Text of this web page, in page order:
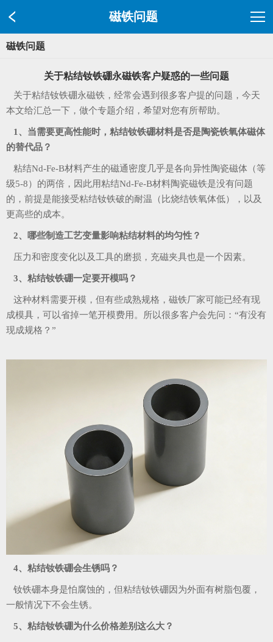
磁铁问题
磁铁问题
关于粘结钕铁硼永磁铁客户疑惑的一些问题
关于粘结钕铁硼永磁铁，经常会遇到很多客户提的问题，今天
本文给汇总一下，做个专题介绍，希望对您有所帮助。
1、当需要更高性能时，粘结钕铁硼材料是否是陶瓷铁氧体磁体
的替代品？
粘结Nd-Fe-B材料产生的磁通密度几乎是各向异性陶瓷磁体（等
级5-8）的两倍，因此用粘结Nd-Fe-B材料陶瓷磁铁是没有问题
的，前提是能接受粘结钕铁破的耐温（比烧结铁氧体低），以及
更高些的成本。
2、哪些制造工艺变量影响粘结材料的均匀性？
压力和密度变化以及工具的磨损，充磁夹具也是一个因素。
3、粘结钕铁硼一定要开模吗？
这种材料需要开模，但有些成熟规格，磁铁厂家可能已经有现
成模具，可以省掉一笔开模费用。所以很多客户会先问：“有没有
现成规格？”
4、粘结钕铁硼会生锈吗？
钕铁硼本身是怕腐蚀的，但粘结钕铁硼因为外面有树脂包覆，
一般情况下不会生锈。
5、粘结钕铁硼为什么价格差别这么大？